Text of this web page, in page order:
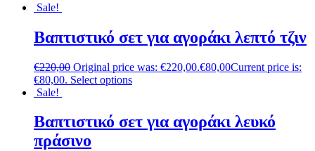
Sale!
Βαπτιστικό σετ για αγοράκι λεπτό τζιν
€220,00 Original price was: €220,00.€80,00Current price is:
€80,00. Select options
Sale!
Βαπτιστικό σετ για αγοράκι λευκό
πράσινο